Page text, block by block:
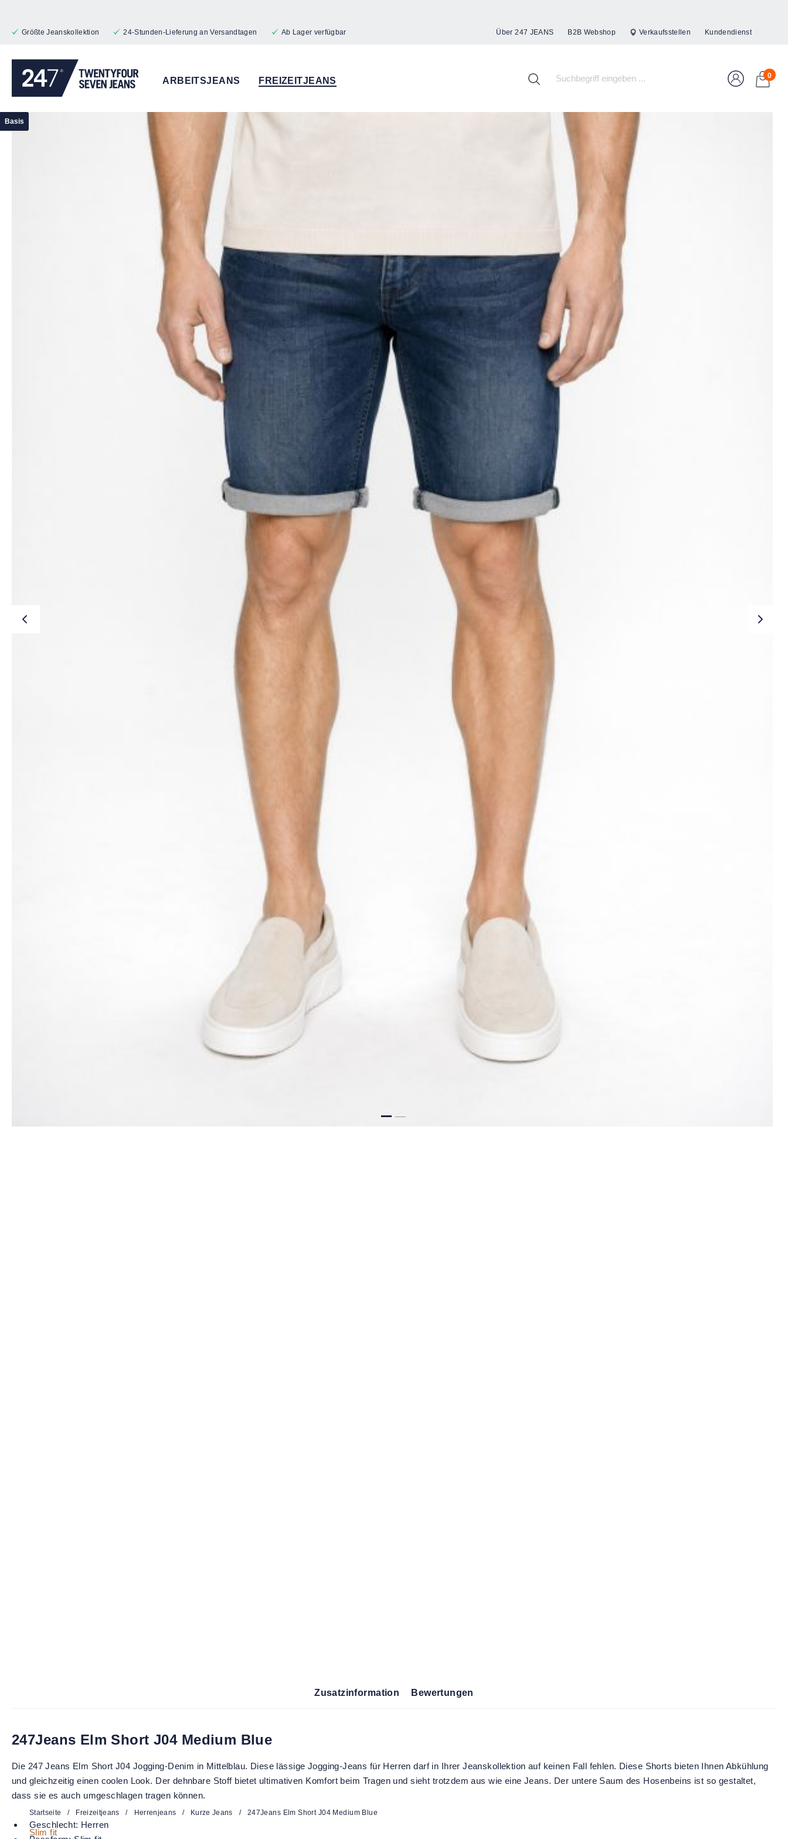
Größte Jeanskollektion 24-Stunden-Lieferung an Versandtagen Ab Lager verfügbar Über 247 JEANS B2B Webshop Verkaufsstellen Kundendienst
ARBEITSJEANS FREIZEITJEANS
0
Basis
Bildergalerie überspringen
Startseite / Freizeitjeans / Herrenjeans / Kurze Jeans / 247Jeans Elm Short J04 Medium Blue
Slim fit
Zusatzinformation Bewertungen
247Jeans Elm Short J04 Medium Blue
Die 247 Jeans Elm Short J04 Jogging-Denim in Mittelblau. Diese lässige Jogging-Jeans für Herren darf in Ihrer Jeanskollektion auf keinen Fall fehlen. Diese Shorts bieten Ihnen Abkühlung
und gleichzeitig einen coolen Look. Der dehnbare Stoff bietet ultimativen Komfort beim Tragen und sieht trotzdem aus wie eine Jeans. Der untere Saum des Hosenbeins ist so gestaltet,
dass sie es auch umgeschlagen tragen können.
Geschlecht: Herren